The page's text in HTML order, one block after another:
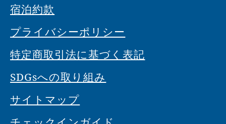
宿泊約款
プライバシーポリシー
特定商取引法に基づく表記
SDGsへの取り組み
サイトマップ